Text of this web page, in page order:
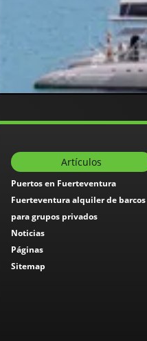
Artículos
Puertos en Fuerteventura
Fuerteventura alquiler de barcos
para grupos privados
Noticias
Páginas
Sitemap